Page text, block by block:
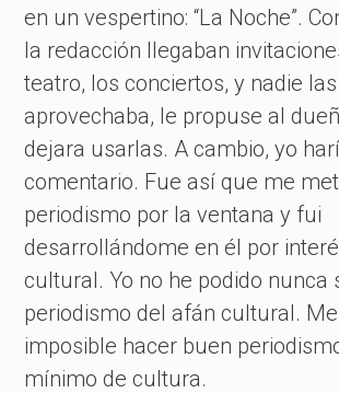
en un vespertino: “La Noche”.
la redacción llegaban
teatro, los conciertos, y nadie las
aprovechaba, le propuse al
dejara usarlas. A cambio, yo
comentario. Fue así que me
periodismo por la ventana y fui
desarrollándome en él por
cultural. Yo no he podido nunca
periodismo del afán cultural.
imposible hacer buen
mínimo de cultura.